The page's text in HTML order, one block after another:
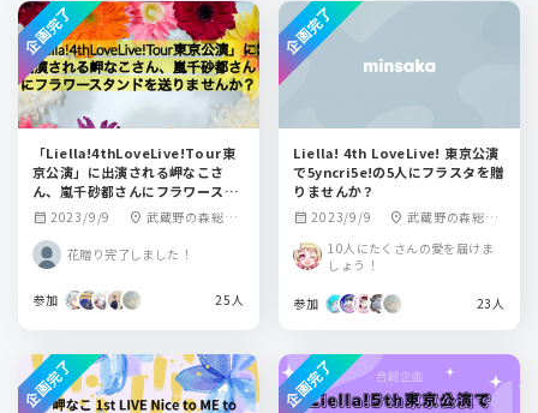
「Liella!4thLoveLive!Tour東
京公演」に出演される岬なこさ
ん、嵐千砂都さんにフラワースタ
ンドを送りませんか？
calendar_month 2023/9/9 location_on 武蔵野の森総合
インアリーナ
花贈り完了しました！
参加 25人
企画完了
Liella! 4th LoveLive! 東京公演
で5yncri5e!の5人にフラスタを贈
りませんか？
calendar_month 2023/9/9 location_on 武蔵野の森総合
インアリーナ
10人にたくさんの愛を届けま
しょう！
参加 23人
企画完了
企画完了 企画完了